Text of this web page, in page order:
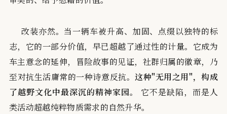
改装亦然。当一辆车被升高、加固、点缀以独特的标
志，它的一部分价值，早已超越了通过性的计量。它成为
车主意念的延伸，冒险故事的见证，社群归属的徽章，乃
至对抗生活庸常的一种诗意反抗。这种"无用之用"，构成
了越野文化中最深沉的精神家园。
它不是缺陷，而是人
类活动超越纯粹物质需求的自然升华。